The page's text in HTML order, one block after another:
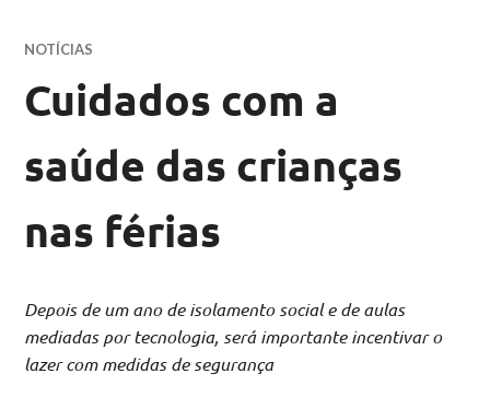
NOTÍCIAS
Cuidados com a
saúde das crianças
nas férias
Depois de um ano de isolamento social e de aulas
mediadas por tecnologia, será importante incentivar o
lazer com medidas de segurança